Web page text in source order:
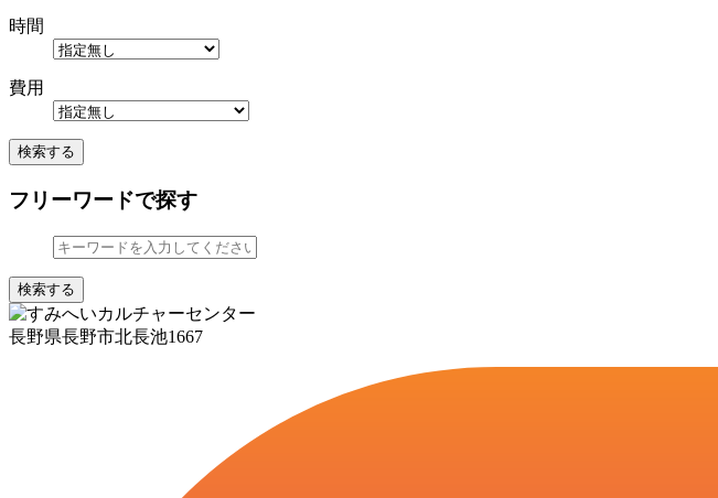
時間
費用
検索する
フリーワードで探す
検索する
長野県長野市北長池1667